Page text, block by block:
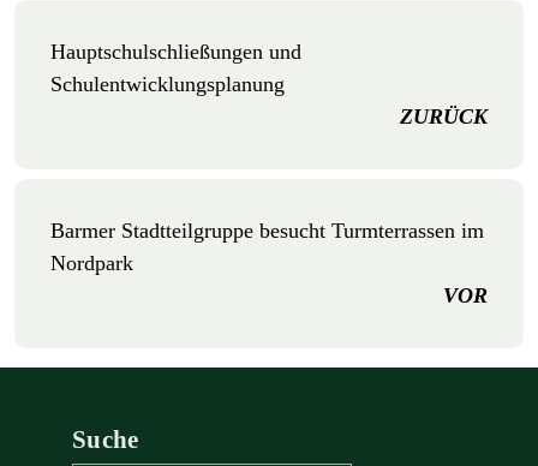
Hauptschulschließungen und
Schulentwicklungsplanung
ZURÜCK
Barmer Stadtteilgruppe besucht Turmterrassen im
Nordpark
VOR
Suche